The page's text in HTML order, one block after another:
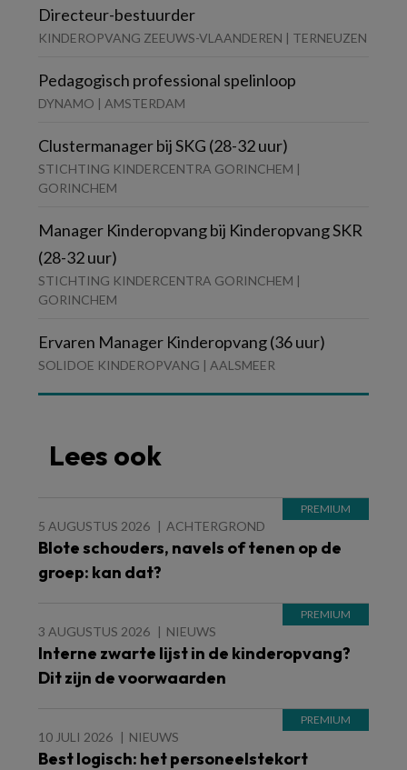
Directeur-bestuurder
KINDEROPVANG ZEEUWS-VLAANDEREN | TERNEUZEN
Pedagogisch professional spelinloop
DYNAMO | AMSTERDAM
Clustermanager bij SKG (28-32 uur)
STICHTING KINDERCENTRA GORINCHEM |
GORINCHEM
Manager Kinderopvang bij Kinderopvang SKR
(28-32 uur)
STICHTING KINDERCENTRA GORINCHEM |
GORINCHEM
Ervaren Manager Kinderopvang (36 uur)
SOLIDOE KINDEROPVANG | AALSMEER
Lees ook
5 AUGUSTUS 2026 ACHTERGROND
Blote schouders, navels of tenen op de
groep: kan dat?
3 AUGUSTUS 2026 NIEUWS
Interne zwarte lijst in de kinderopvang?
Dit zijn de voorwaarden
10 JULI 2026 NIEUWS
Best logisch: het personeelstekort